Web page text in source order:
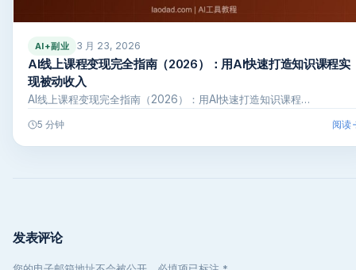
AI+副业 3 月 23, 2026
AI线上课程变现完全指南（2026）：用AI快速打造知识课程实
现被动收入
AI线上课程变现完全指南（2026）：用AI快速打造知识课程…
5 分钟 阅读
发表评论